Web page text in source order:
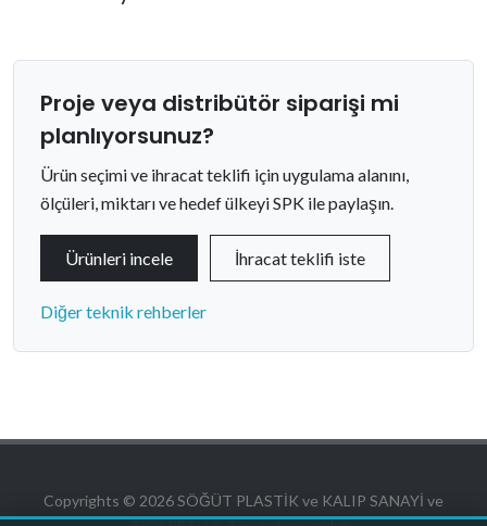
Proje veya distribütör siparişi mi
planlıyorsunuz?
Ürün seçimi ve ihracat teklifi için uygulama alanını,
ölçüleri, miktarı ve hedef ülkeyi SPK ile paylaşın.
Ürünleri incele İhracat teklifi iste
Diğer teknik rehberler
Copyrights © 2026 SÖĞÜT PLASTİK ve KALIP SANAYİ ve